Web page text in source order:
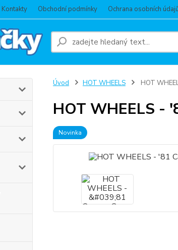
Kontakty Obchodní podmínky Ochrana osobních
Úvod HOT WHEELS HOT
HOT WHEELS -
Novinka